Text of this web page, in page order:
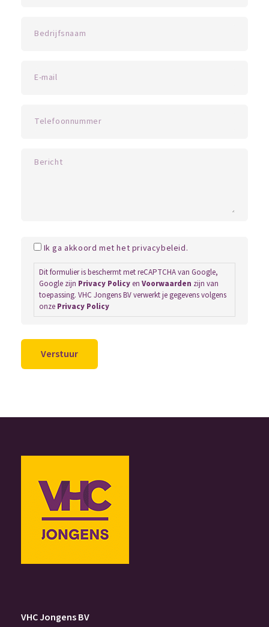
Ik ga akkoord met het privacybeleid.
Dit formulier is beschermt met reCAPTCHA van Google,
Google zijn Privacy Policyen Voorwaarden zijn van
toepassing. VHC Jongens BV verwerkt je gegevens volgens
onze Privacy Policy
VHC Jongens BV